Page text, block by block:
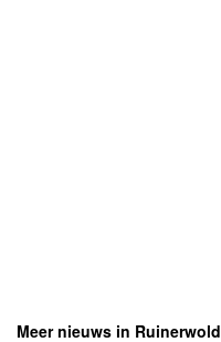
Meer nieuws in Ruinerwold